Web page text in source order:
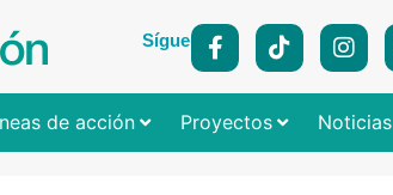
Síguenos:
de acción Proyectos Noticias